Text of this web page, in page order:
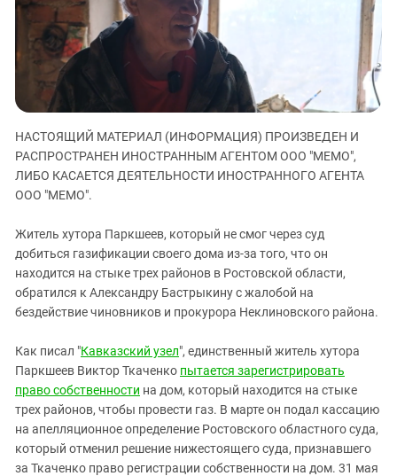
ЗАСТАВЛЯЕТ
КАВКАЗ ЗА ПАЛЕСТИНУ
ИНАКОМЫСЛИЕ В ЧЕЧНЕ
ПРЕСЛЕДОВАНИЕ АКТИВИСТОВ
МОБИЛИЗАЦИЯ И ПРОТЕСТЫ
Дагестан
Ингушетия
Кабардино-Балкария
Калмыкия
Краснодарский край
Нагорный Карабах
Ростовская область
Северная Осетия - Алания
СКФО
Ставропольский край
Южная Осетия
Южный Кавказ
ЮФО
НАСТОЯЩИЙ МАТЕРИАЛ (ИНФОРМАЦИЯ) ПРОИЗВЕДЕН И
РАСПРОСТРАНЕН ИНОСТРАННЫМ АГЕНТОМ ООО "МЕМО",
ЛИБО КАСАЕТСЯ ДЕЯТЕЛЬНОСТИ ИНОСТРАННОГО АГЕНТА
ООО "МЕМО".
Житель хутора Паркшеев, который не смог через суд
добиться газификации своего дома из-за того, что он
находится на стыке трех районов в Ростовской области,
обратился к Александру Бастрыкину с жалобой на
бездействие чиновников и прокурора Неклиновского района.
Как писал "Кавказский узел", единственный житель хутора
Паркшеев Виктор Ткаченко пытается зарегистрировать
право собственности на дом, который находится на стыке
трех районов, чтобы провести газ. В марте он подал кассацию
на апелляционное определение Ростовского областного суда,
который отменил решение нижестоящего суда, признавшего
за Ткаченко право регистрации собственности на дом. 31 мая